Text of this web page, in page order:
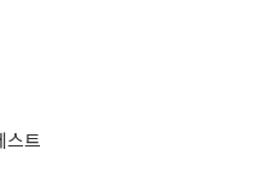
스트